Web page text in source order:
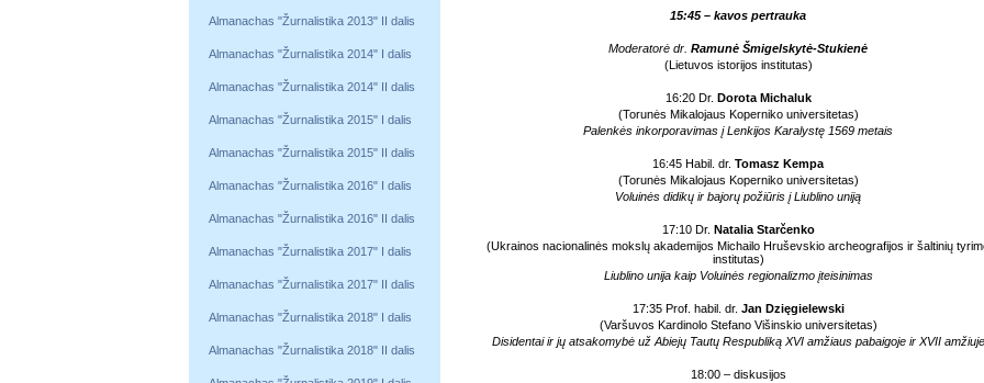
Almanachas "Žurnalistika 2013" II dalis
Almanachas "Žurnalistika 2014" I dalis
Almanachas "Žurnalistika 2014" II dalis
Almanachas "Žurnalistika 2015" I dalis
Almanachas "Žurnalistika 2015" II dalis
Almanachas "Žurnalistika 2016" I dalis
Almanachas "Žurnalistika 2016" II dalis
Almanachas "Žurnalistika 2017" I dalis
Almanachas "Žurnalistika 2017" II dalis
Almanachas "Žurnalistika 2018" I dalis
Almanachas "Žurnalistika 2018" II dalis
15:45 – kavos pertrauka
Moderatorė dr. Ramunė Šmigelskytė-Stukienė
(Lietuvos istorijos institutas)
16:20 Dr. Dorota Michaluk
(Torunės Mikalojaus Koperniko universitetas)
Palenkės inkorporavimas į Lenkijos Karalystę 1569 metais
16:45 Habil. dr. Tomasz Kempa
(Torunės Mikalojaus Koperniko universitetas)
Voluinės didikų ir bajorų požiūris į Liublino uniją
17:10 Dr. Natalia Starčenko
(Ukrainos nacionalinės mokslų akademijos Michailo Hruševskio archeografijos ir šaltinių
institutas)
Liublino unija kaip Voluinės regionalizmo įteisinimas
17:35 Prof. habil. dr. Jan Dzięgielewski
(Varšuvos Kardinolo Stefano Višinskio universitetas)
Disidentai ir jų atsakomybė už Abiejų Tautų Respubliką XVI amžiaus pabaigoje ir XVII amžiuje
18:00 – diskusijos